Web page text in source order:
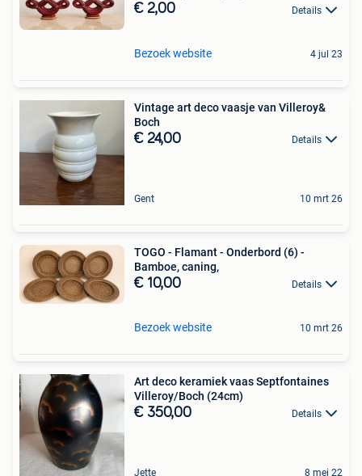
€ 2,00 Details
Bezoek website 4 jul 23
Vintage art deco vaasje van Villeroy&
Boch
€ 24,00 Details
Gent 10 mrt 26
TOGO - Flamant - Onderbord (6) -
Bamboe, caning,
€ 10,00 Details
Bezoek website 10 mrt 26
Art deco keramiek vaas Septfontaines
Villeroy/Boch (24cm)
€ 350,00 Details
Jette 8 mei 22